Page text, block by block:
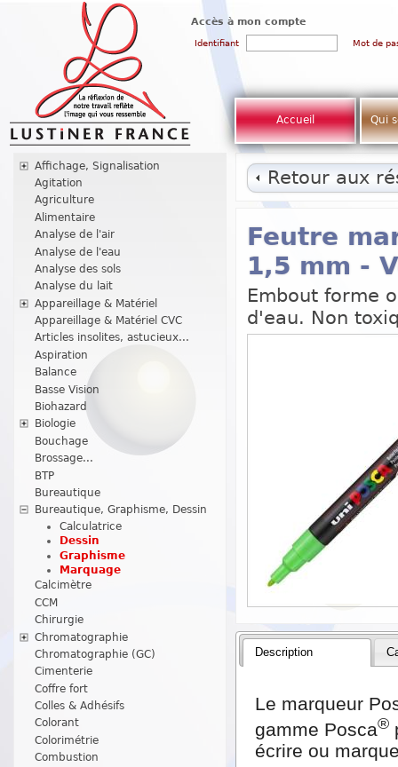
Accès à mon compte
Identifiant Mot de
Accueil Qui
Affichage, Signalisation
Agitation
Agriculture
Alimentaire
Analyse de l'air
Analyse de l'eau
Analyse des sols
Analyse du lait
Appareillage & Matériel
Appareillage & Matériel CVC
Articles insolites, astucieux...
Aspiration
Balance
Basse Vision
Biohazard
Biologie
Bouchage
Brossage...
BTP
Bureautique
Bureautique, Graphisme, Dessin
Calculatrice
Dessin
Graphisme
Marquage
Calcimètre
CCM
Chirurgie
Chromatographie
Chromatographie (GC)
Cimenterie
Coffre fort
Colles & Adhésifs
Colorant
Colorimétrie
Combustion
Retour aux
Feutre
1,5 mm -
Embout forme
d'eau. Non
Description
Le marqueur
gamme Posca®
écrire ou